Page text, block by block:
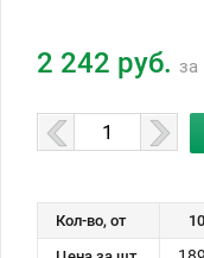
2 242 руб. за
Кол-во, от 10